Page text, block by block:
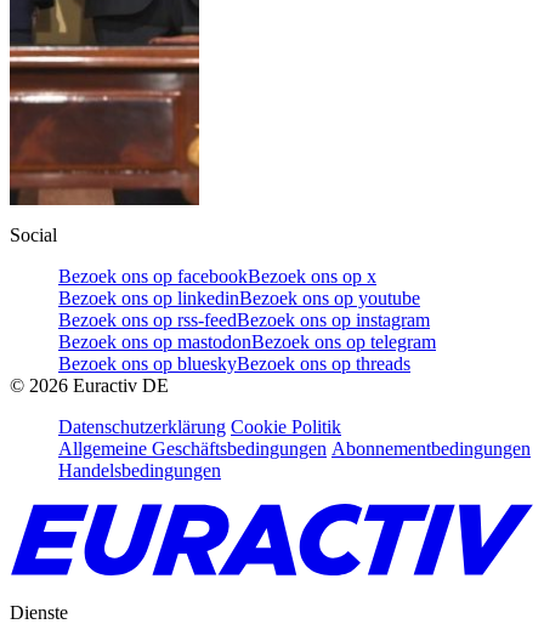
Social
Bezoek ons op facebookBezoek ons op x
Bezoek ons op linkedinBezoek ons op youtube
Bezoek ons op rss-feedBezoek ons op instagram
Bezoek ons op mastodonBezoek ons op telegram
Bezoek ons op blueskyBezoek ons op threads
© 2026 Euractiv DE
Datenschutzerklärung Cookie Politik
Allgemeine Geschäftsbedingungen Abonnementbedingungen
Handelsbedingungen
Dienste